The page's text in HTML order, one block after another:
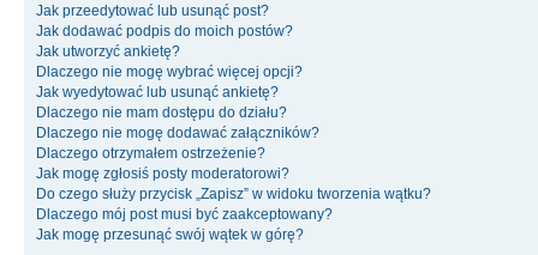
Jak przeedytować lub usunąć post?
Jak dodawać podpis do moich postów?
Jak utworzyć ankietę?
Dlaczego nie mogę wybrać więcej opcji?
Jak wyedytować lub usunąć ankietę?
Dlaczego nie mam dostępu do działu?
Dlaczego nie mogę dodawać załączników?
Dlaczego otrzymałem ostrzeżenie?
Jak mogę zgłosiś posty moderatorowi?
Do czego służy przycisk „Zapisz” w widoku tworzenia wątku?
Dlaczego mój post musi być zaakceptowany?
Jak mogę przesunąć swój wątek w górę?